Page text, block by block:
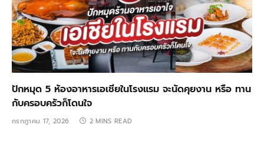
ปักหมุด 5 ห้องอาหารเอเชียในโรงแรม จะนัดคุยงาน หรือ ทาน
กับครอบครัวก็โดนใจ
กรกฎาคม 17, 2026 2 MINS READ